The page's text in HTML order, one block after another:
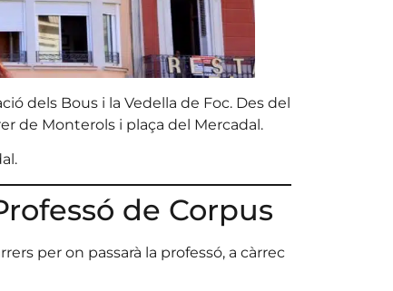
dels Bous i la Vedella de Foc. Des del
de Monterols i plaça del Mercadal.
de Corpus
per on passarà la professó, a càrrec